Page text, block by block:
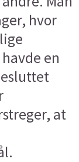
hvor
en
at